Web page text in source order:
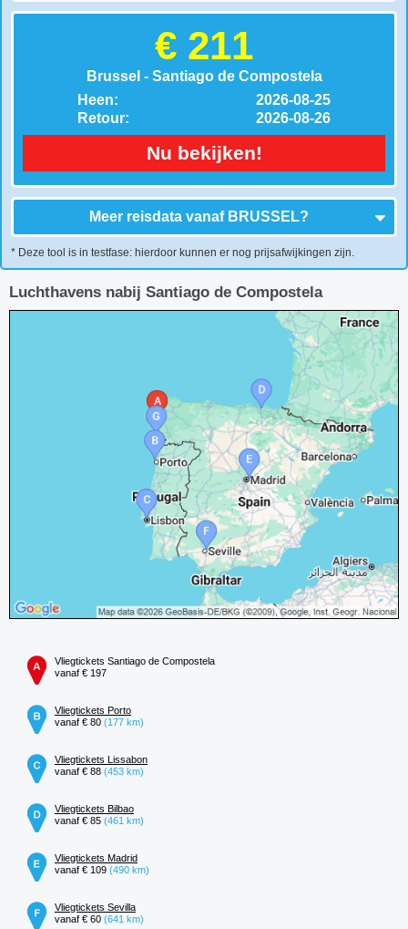
€ 211
Brussel - Santiago de Compostela
Heen:
Retour:
2026-08-25
2026-08-26
Nu bekijken!
Meer reisdata vanaf BRUSSEL?
* Deze tool is in testfase: hierdoor kunnen er nog prijsafwijkingen zijn.
Luchthavens nabij Santiago de Compostela
Vliegtickets Santiago de Compostela
vanaf € 197
Vliegtickets Porto
vanaf € 80 (177 km)
Vliegtickets Lissabon
vanaf € 88 (453 km)
Vliegtickets Bilbao
vanaf € 85 (461 km)
Vliegtickets Madrid
vanaf € 109 (490 km)
Vliegtickets Sevilla
vanaf € 60 (641 km)